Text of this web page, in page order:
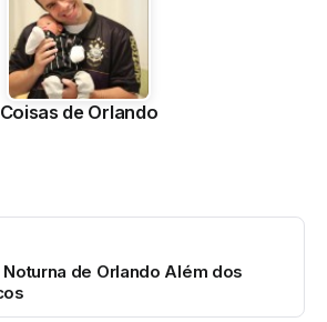
Coisas de Orlando
de Orlando Além dos